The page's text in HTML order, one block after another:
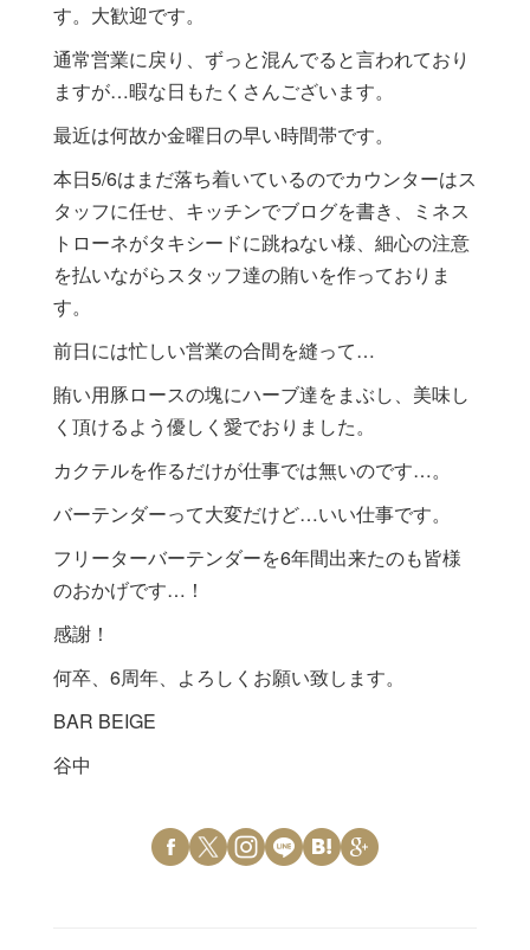
す。大歓迎です。
通常営業に戻り、ずっと混んでると言われており
ますが…暇な日もたくさんございます。
最近は何故か金曜日の早い時間帯です。
本日5/6はまだ落ち着いているのでカウンターはス
タッフに任せ、キッチンでブログを書き、ミネス
トローネがタキシードに跳ねない様、細心の注意
を払いながらスタッフ達の賄いを作っておりま
す。
前日には忙しい営業の合間を縫って…
賄い用豚ロースの塊にハーブ達をまぶし、美味し
く頂けるよう優しく愛でおりました。
カクテルを作るだけが仕事では無いのです…。
バーテンダーって大変だけど…いい仕事です。
フリーターバーテンダーを6年間出来たのも皆様
のおかげです…！
感謝！
何卒、6周年、よろしくお願い致します。
BAR BEIGE
谷中